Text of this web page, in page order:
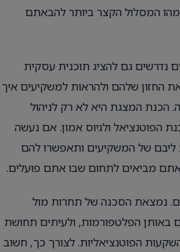
המסלול הקצר ביותר להבאתם
נדרשים גם להציג תוכנית עסקית
החזון שלהם ולהראות למשקיעים איך
הכנת המצגת היא לא רק לניהול
הפוטנציאל ולגיוס אמון. אם נעשה
ליבם של המשקיעים ותאפשרו להם
מביאים לתחום שבו אתם פועלים.
נמצאת הסכנה של תחרות מול
הפלטפורמות, ולעיתים תחושת
הפוטנציאליות. לצורך כך, חשוב